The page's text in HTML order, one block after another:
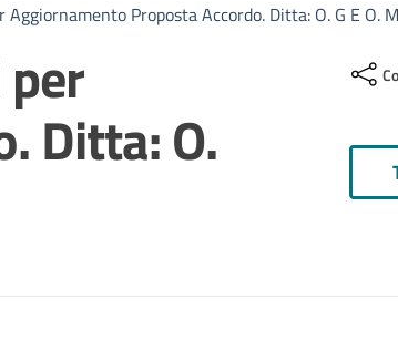
Proposta Accordo. Ditta: O. G E O.
Ditta: O.